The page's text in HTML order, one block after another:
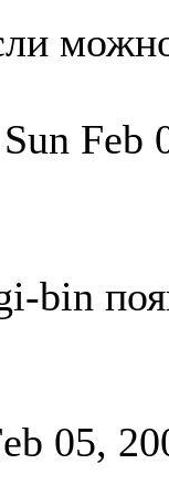
Feb
bin
05,